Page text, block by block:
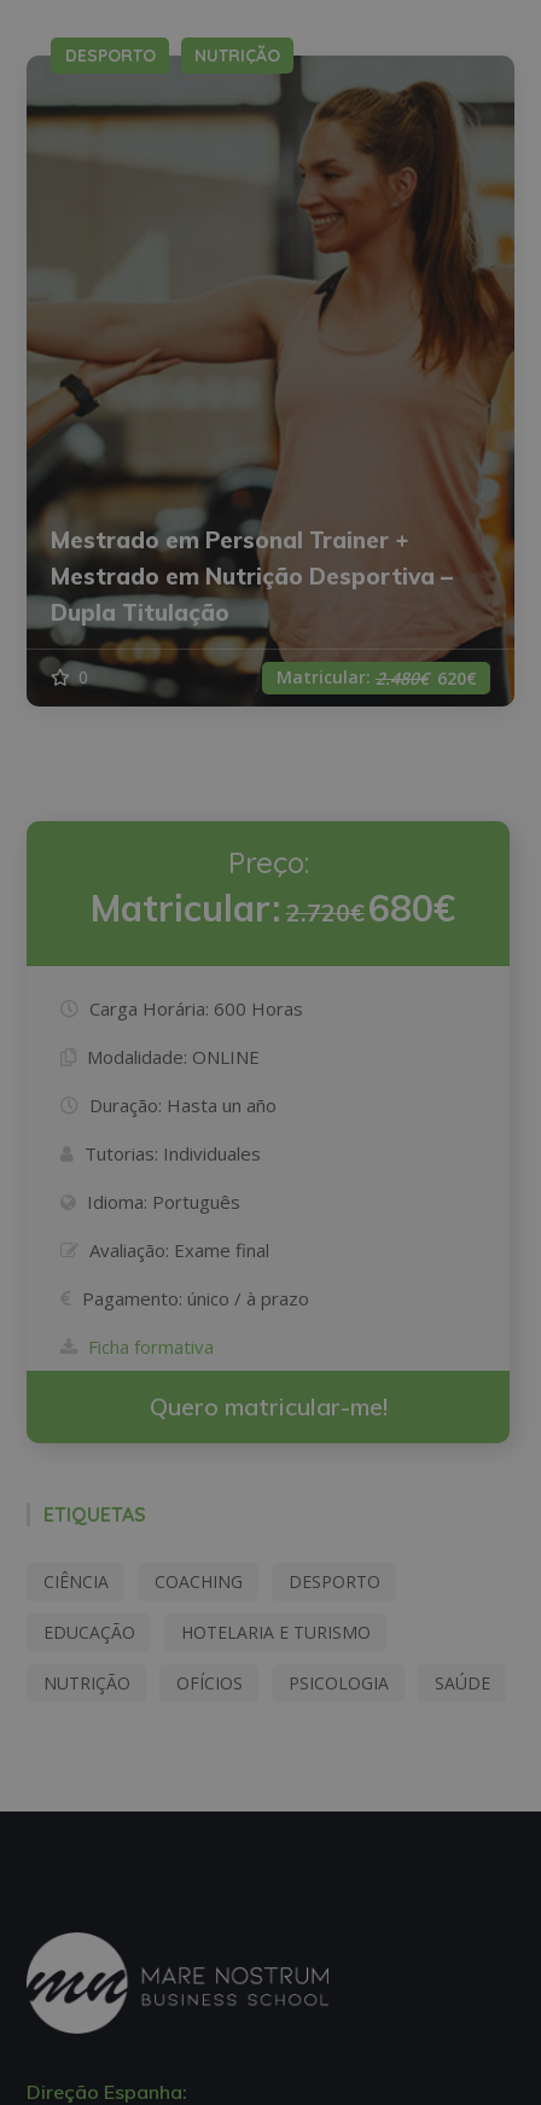
DESPORTO NUTRIÇÃO
Mestrado em Personal Trainer +
Mestrado em Nutrição Desportiva –
Dupla Titulação
0 Matricular: 2.480€ 620€
Preço:
Matricular:2.720€680€
Carga Horária: 600 Horas
Modalidade: ONLINE
Duração: Hasta un año
Tutorias: Individuales
Idioma: Português
Avaliação: Exame final
Pagamento: único / à prazo
Ficha formativa
Quero matricular-me!
ETIQUETAS
CIÊNCIA COACHING DESPORTO
EDUCAÇÃO HOTELARIA E TURISMO
NUTRIÇÃO OFÍCIOS PSICOLOGIA SAÚDE
Direção Espanha: